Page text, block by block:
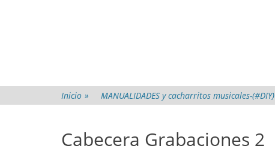
Inicio » MANUALIDADES y cacharritos musicales-(#DIY)
Cabecera Grabaciones 2